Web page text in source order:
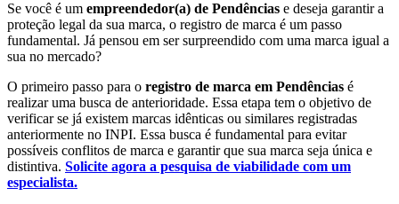
Se você é um empreendedor(a) de Pendências e deseja garantir a
proteção legal da sua marca, o registro de marca é um passo
fundamental. Já pensou em ser surpreendido com uma marca igual a
sua no mercado?
O primeiro passo para o registro de marca em Pendências é
realizar uma busca de anterioridade. Essa etapa tem o objetivo de
verificar se já existem marcas idênticas ou similares registradas
anteriormente no INPI. Essa busca é fundamental para evitar
possíveis conflitos de marca e garantir que sua marca seja única e
distintiva. Solicite agora a pesquisa de viabilidade com um
especialista.